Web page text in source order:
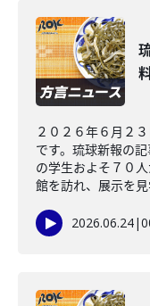
２０２６年６月２
です。琉球新報の
の学生およそ７０
館を訪れ、展示を
2026.06.24|